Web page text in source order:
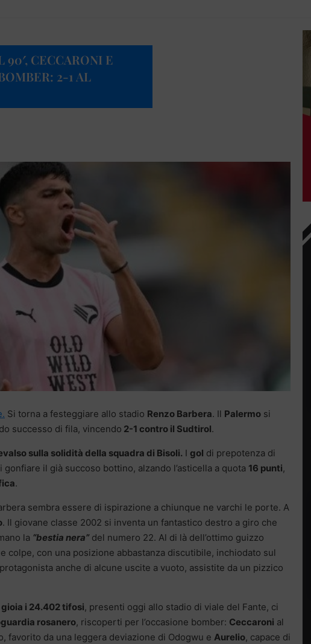
CECCARONI E
2-1 AL
Si torna a festeggiare allo stadio Renzo Barbera. Il Palermo si
successo di fila, vincendo 2-1 contro il Sudtirol.
sulla solidità della squadra di Bisoli. I gol di prepotenza di
gonfiare il già succoso bottino, alzando l’asticella a quota 16 punti,
.
sembra essere di ispirazione a chiunque ne varchi le porte. A
. Il giovane classe 2002 si inventa un fantastico destro a giro che
la “bestia nera” del numero 22. Al di là dell’ottimo guizzo
colpe, con una posizione abbastanza discutibile, inchiodato sul
anche di alcune uscite a vuoto, assistite da un pizzico
i 24.402 tifosi, presenti oggi allo stadio di viale del Fante, ci
rosanero, riscoperti per l’occasione bomber: Ceccaroni al
favorito da una leggera deviazione di Odogwu e Aurelio, capace di